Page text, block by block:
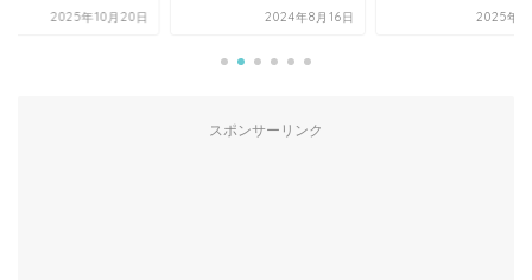
2024年8月16日 2025年8月6日 2025年7
スポンサーリンク